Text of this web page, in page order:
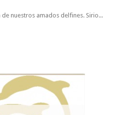
nuestros amados delfines. Sirio...